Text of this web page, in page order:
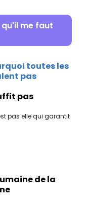
me faut
toutes les
pas
pas
pas elle qui garantit
de la